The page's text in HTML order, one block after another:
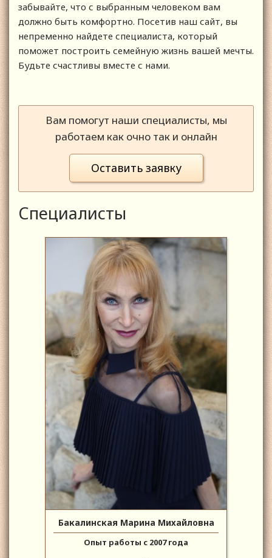
забывайте, что с выбранным человеком вам
должно быть комфортно. Посетив наш сайт, вы
непременно найдете специалиста, который
поможет построить семейную жизнь вашей мечты.
Будьте счастливы вместе с нами.
Вам помогут наши специалисты, мы
работаем как очно так и онлайн
Оставить заявку
Специалисты
Бакалинская Марина Михайловна
Опыт работы с 2007 года